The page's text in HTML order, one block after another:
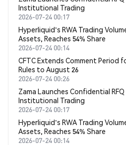
Institutional Trading
2026-07-24 00:17
Hyperliquid's RWA Trading
Assets, Reaches 54% Share
2026-07-24 00:14
CFTC Extends Comment Period
Rules to August 26
2026-07-24 00:26
Zama Launches Confidential
Institutional Trading
2026-07-24 00:17
Hyperliquid's RWA Trading
Assets, Reaches 54% Share
2026-07-24 00:14